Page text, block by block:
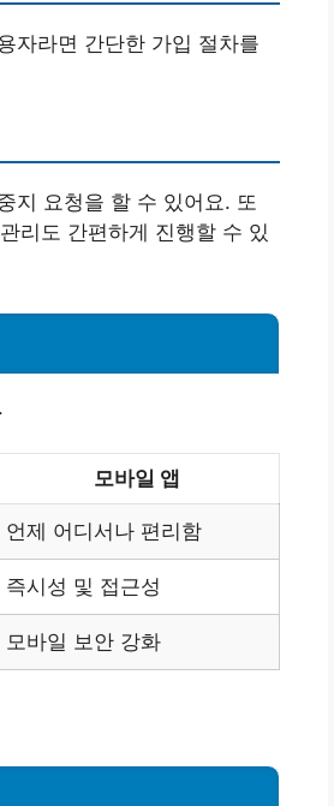
자라면 간단한 가입 절차를
지 요청을 할 수 있어요. 또
리도 간편하게 진행할 수 있
모바일 앱
언제 어디서나 편리함
즉시성 및 접근성
모바일 보안 강화